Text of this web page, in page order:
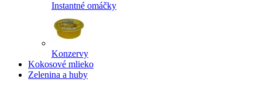
Instantné omáčky
Konzervy
Kokosové mlieko
Zelenina a huby